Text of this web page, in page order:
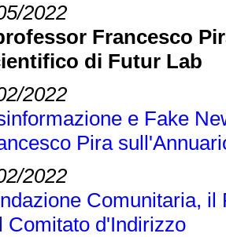
2022
Francesco
di Futur Lab
2022
e Fake
Pira
2022
Comunitaria,
Comitato d'Indirizzo